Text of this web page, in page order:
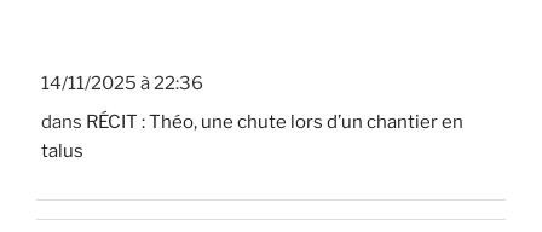
14/11/2025 à 22:36
dans RÉCIT : Théo, une chute lors d’un chantier en
talus